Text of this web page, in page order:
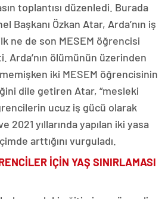
toplantısı düzenledi. Burada
Başkanı Özkan Atar, Arda’nın iş
ne de son MESEM öğrencisi
Arda’nın ölümünün üzerinden
iki MESEM öğrencisinin
dile getiren Atar, “mesleki
ucuz iş gücü olarak
2021 yıllarında yapılan iki yasa
arttığını vurguladı.
İÇİN YAŞ SINIRLAMASI